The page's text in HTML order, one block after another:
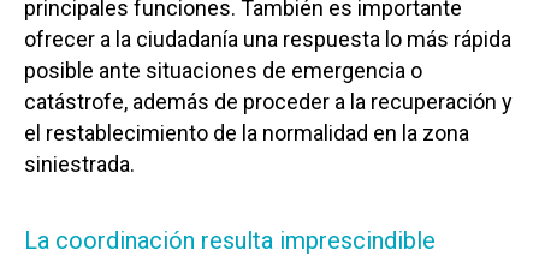
principales funciones. También es importante
ofrecer a la ciudadanía una respuesta lo más rápida
posible ante situaciones de emergencia o
catástrofe, además de proceder a la recuperación y
el restablecimiento de la normalidad en la zona
siniestrada.
La coordinación resulta imprescindible